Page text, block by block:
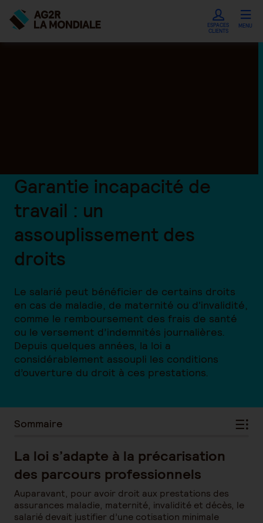
ESPACES
CLIENTS
MENU
Garantie incapacité de
travail : un
assouplissement des
droits
Le salarié peut bénéficier de certains droits
en cas de maladie, de maternité ou d'invalidité,
comme le remboursement des frais de santé
ou le versement d’indemnités journalières.
Depuis quelques années, la loi a
considérablement assoupli les conditions
d’ouverture du droit à ces prestations.
Sommaire
La loi s’adapte à la précarisation
des parcours professionnels
Auparavant, pour avoir droit aux prestations des
assurances maladie, maternité, invalidité et décès, le
salarié devait justifier d’une cotisation minimale